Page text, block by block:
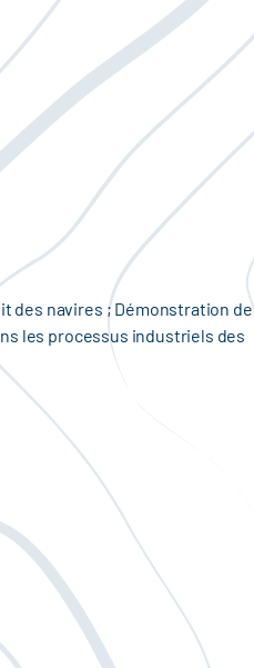
des navires ; Démonstration de
les processus industriels des